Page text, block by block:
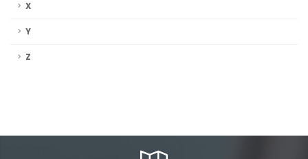
X
Y
Z